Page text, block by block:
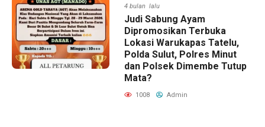
4 bulan lalu
Judi Sabung Ayam
Dipromosikan Terbuka
Lokasi Warukapas Tatelu,
Polda Sulut, Polres Minut
dan Polsek Dimembe Tutup
Mata?
1008 Admin